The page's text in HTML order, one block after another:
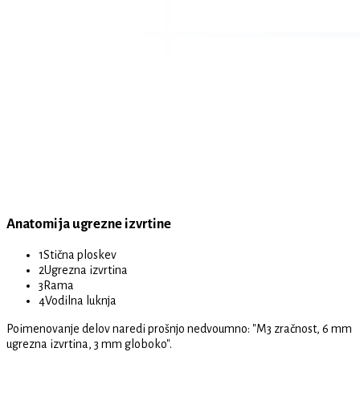
Anatomija ugrezne izvrtine
1Stična ploskev
2Ugrezna izvrtina
3 Rama
4Vodilna luknja
Poimenovanje delov naredi prošnjo nedvoumno: "M3 zračnost, 6 mm
ugrezna izvrtina, 3 mm globoko".